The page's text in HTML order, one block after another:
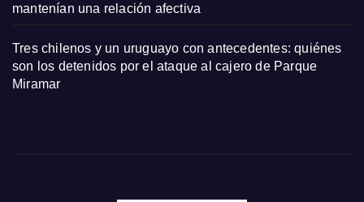
mantenían una relación afectiva
Tres chilenos y un uruguayo con antecedentes: quiénes
son los detenidos por el ataque al cajero de Parque
Miramar